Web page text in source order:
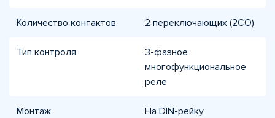
Количество контактов 2 переключающих (2CO)
Тип контроля
3-фазное
многофункциональное
реле
Монтаж На DIN-рейку